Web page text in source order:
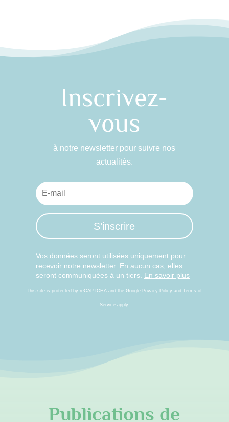
Inscrivez-
vous
à notre newsletter pour suivre nos
actualités.
S’inscrire
Vos données seront utilisées uniquement pour
recevoir notre newsletter. En aucun cas, elles
seront communiquées à un tiers. En savoir plus
This site is protected by reCAPTCHA and the Google Privacy Policy andTerms of
Serviceapply.
Publications de